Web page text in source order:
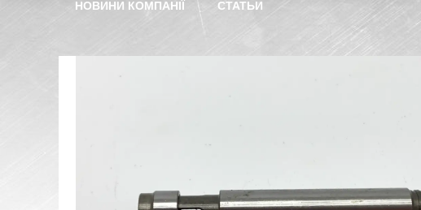
НОВИНИ КОМПАНІЇ СТАТЬИ